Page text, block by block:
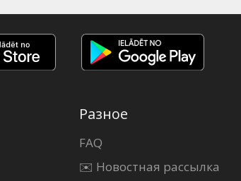
Разное
FAQ
✉️ Новостная рассылка